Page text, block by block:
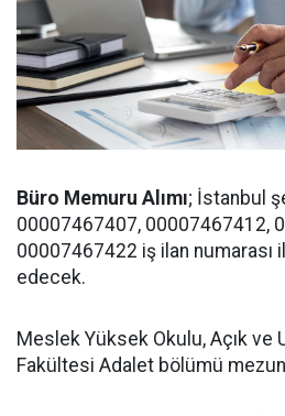
Büro Memuru Alımı; İstanbul
00007467407, 00007467412,
00007467422 iş ilan numarası
edecek.
Meslek Yüksek Okulu, Açık ve
Fakültesi Adalet bölümü